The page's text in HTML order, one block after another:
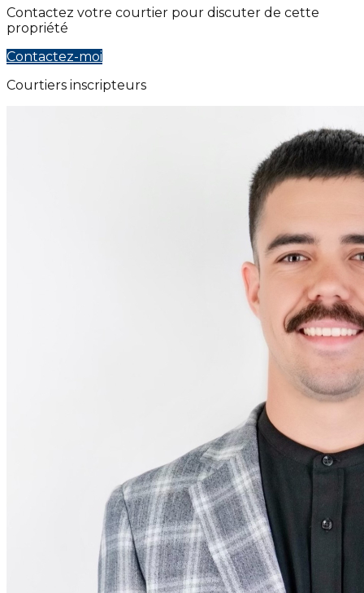
Contactez votre courtier pour discuter de cette
propriété
Contactez-moi
Courtiers inscripteurs